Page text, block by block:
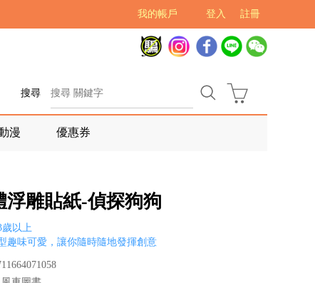
註冊
登入
我的帳戶
搜尋
漫 優惠券
浮雕貼紙-偵探狗狗
歲以上
趣味可愛，讓你隨時隨地發揮創意